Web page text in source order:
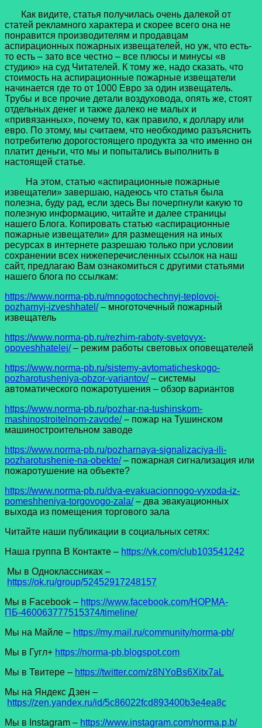
Как видите, статья получилась очень далекой от
статей рекламного характера и скорее всего она не
понравится производителям и продавцам
аспирационных пожарных извещателей, но уж, что есть-
то есть – зато все честно – все плюсы и минусы «в
студию» на суд Читателей. К тому же, надо сказать, что
стоимость на аспирационные пожарные извещатели
начинается где то от 1000 Евро за один извещатель.
Трубы и все прочие детали воздуховода, опять же, стоят
отдельных денег и также далеко не малых и
«привязанных», почему то, как правило, к доллару или
евро. По этому, мы считаем, что необходимо разъяснить
потребителю дорогостоящего продукта за что именно он
платит деньги, что мы и попытались выполнить в
настоящей статье.
На этом, статью «аспирационные пожарные
извещатели» завершаю, надеюсь что статья была
полезна, буду рад, если здесь Вы почерпнули какую то
полезную информацию, читайте и далее страницы
нашего Блога. Копировать статью «аспирационные
пожарные извещатели» для размещения на иных
ресурсах в интернете разрешаю только при условии
сохранении всех нижеперечисленных ссылок на наш
сайт, предлагаю Вам ознакомиться с другими статьями
нашего блога по ссылкам:
https://www.norma-pb.ru/mnogotochechnyj-teplovoj-
pozharnyj-izveshhatel/– многоточечный пожарный
извещатель
https://www.norma-pb.ru/rezhim-raboty-svetovyx-
opoveshhatelej/– режим работы световых оповещателей
https://www.norma-pb.ru/sistemy-avtomaticheskogo-
pozharotusheniya-obzor-variantov/– системы
автоматического пожаротушения – обзор вариантов
https://www.norma-pb.ru/pozhar-na-tushinskom-
mashinostroitelnom-zavode/– пожар на Тушинском
машиностроительном заводе
https://www.norma-pb.ru/pozharnaya-signalizaciya-ili-
pozharotushenie-na-obekte/– пожарная сигнализация или
пожаротушение на объекте?
https://www.norma-pb.ru/dva-evakuacionnogo-vyxoda-iz-
pomeshheniya-torgovogo-zala/– два эвакуационных
выхода из помещения торгового зала
Читайте наши публикации в социальных сетях:
Наша группа В Контакте – https://vk.com/club103541242
Мы в Одноклассниках –
https://ok.ru/group/52452917248157
Мы в Facеbook – https://www.facebook.com/НОРМА-
ПБ-460063777515374/timeline/
Мы на Майле – https://my.mail.ru/community/norma-pb/
Мы в Гугл+ https://norma-pb.blogspot.com
Мы в Твитере – https://twitter.com/z8NYoBs6Xitx7aL
Мы на Яндекс Дзен –
https://zen.yandex.ru/id/5c86022fcd893400b3e4ea8c
Мы в Instagram – https://www.instagram.com/norma.p.b/